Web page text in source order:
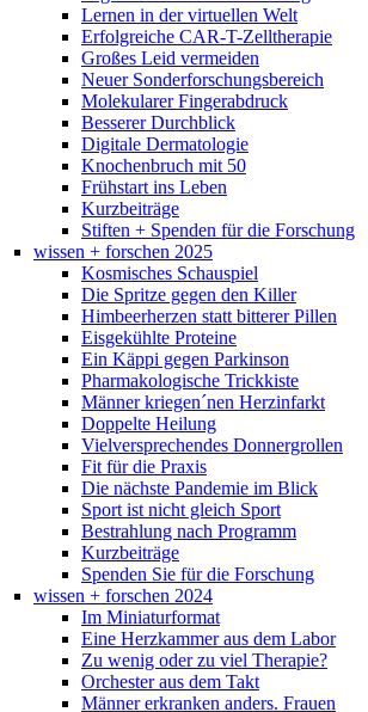
Lernen in der virtuellen Welt
Erfolgreiche CAR-T-Zelltherapie
Großes Leid vermeiden
Neuer Sonderforschungsbereich
Molekularer Fingerabdruck
Besserer Durchblick
Digitale Dermatologie
Knochenbruch mit 50
Frühstart ins Leben
Kurzbeiträge
Stiften + Spenden für die Forschung
wissen + forschen 2025
Kosmisches Schauspiel
Die Spritze gegen den Killer
Himbeerherzen statt bitterer Pillen
Eisgekühlte Proteine
Ein Käppi gegen Parkinson
Pharmakologische Trickkiste
Männer kriegen´nen Herzinfarkt
Doppelte Heilung
Vielversprechendes Donnergrollen
Fit für die Praxis
Die nächste Pandemie im Blick
Sport ist nicht gleich Sport
Bestrahlung nach Programm
Kurzbeiträge
Spenden Sie für die Forschung
wissen + forschen 2024
Im Miniaturformat
Eine Herzkammer aus dem Labor
Zu wenig oder zu viel Therapie?
Orchester aus dem Takt
Männer erkranken anders. Frauen